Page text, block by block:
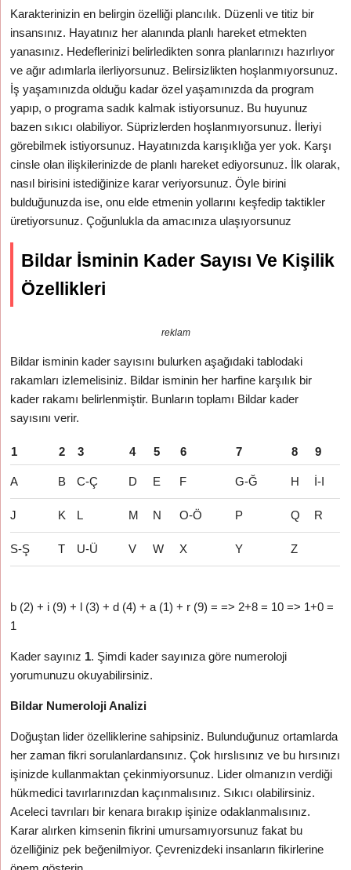
Karakterinizin en belirgin özelliği plancılık. Düzenli ve titiz bir
insansınız. Hayatınız her alanında planlı hareket etmekten
yanasınız. Hedeflerinizi belirledikten sonra planlarınızı hazırlıyor
ve ağır adımlarla ilerliyorsunuz. Belirsizlikten hoşlanmıyorsunuz.
İş yaşamınızda olduğu kadar özel yaşamınızda da program
yapıp, o programa sadık kalmak istiyorsunuz. Bu huyunuz
bazen sıkıcı olabiliyor. Süprizlerden hoşlanmıyorsunuz. İleriyi
görebilmek istiyorsunuz. Hayatınızda karışıklığa yer yok. Karşı
cinsle olan ilişkilerinizde de planlı hareket ediyorsunuz. İlk olarak,
nasıl birisini istediğinize karar veriyorsunuz. Öyle birini
bulduğunuzda ise, onu elde etmenin yollarını keşfedip taktikler
üretiyorsunuz. Çoğunlukla da amacınıza ulaşıyorsunuz
Bildar İsminin Kader Sayısı Ve Kişilik
Özellikleri
reklam
Bildar isminin kader sayısını bulurken aşağıdaki tablodaki
rakamları izlemelisiniz. Bildar isminin her harfine karşılık bir
kader rakamı belirlenmiştir. Bunların toplamı Bildar kader
sayısını verir.
1 2 3 4 5 6 7 8 9
A B C-Ç D E F G-Ğ H İ-I
J K L M N O-Ö P Q R
S-Ş T U-Ü V W X Y Z
b (2) + i (9) + l (3) + d (4) + a (1) + r (9) = => 2+8 = 10 => 1+0 =
1
Kader sayınız 1. Şimdi kader sayınıza göre numeroloji
yorumunuzu okuyabilirsiniz.
Bildar Numeroloji Analizi
Doğuştan lider özelliklerine sahipsiniz. Bulunduğunuz ortamlarda
her zaman fikri sorulanlardansınız. Çok hırslısınız ve bu hırsınızı
işinizde kullanmaktan çekinmiyorsunuz. Lider olmanızın verdiği
hükmedici tavırlarınızdan kaçınmalısınız. Sıkıcı olabilirsiniz.
Aceleci tavrıları bir kenara bırakıp işinize odaklanmalısınız.
Karar alırken kimsenin fikrini umursamıyorsunuz fakat bu
özelliğiniz pek beğenilmiyor. Çevrenizdeki insanların fikirlerine